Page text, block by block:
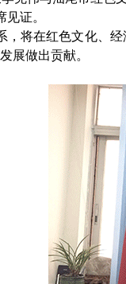
证。
，将在红色文化、
展做出贡献。